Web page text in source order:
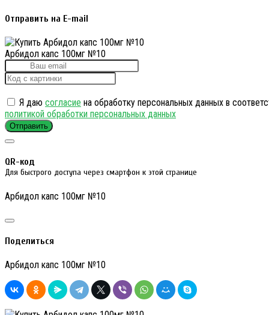
Отправить на E-mail
Арбидол капс 100мг №10
Я даю согласие на обработку персональных данных в
политикой обработки персональных данных
Отправить
QR-код
Для быстрого доступа через смартфон к этой странице
Арбидол капс 100мг №10
Поделиться
Арбидол капс 100мг №10